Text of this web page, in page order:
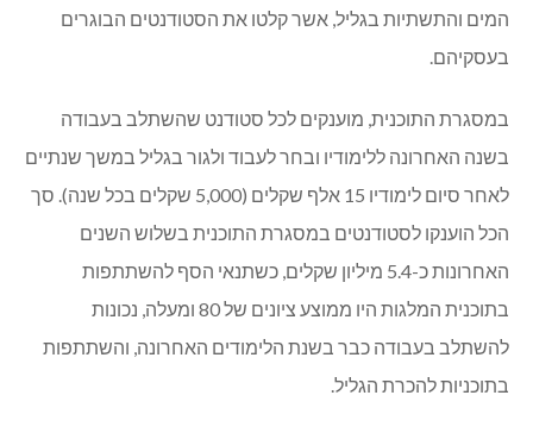
המים והתשתיות בגליל, אשר קלטו את הסטודנטים הבוגרים
בעסקיהם.
במסגרת התוכנית, מוענקים לכל סטודנט שהשתלב בעבודה
בשנה האחרונה ללימודיו ובחר לעבוד ולגור בגליל במשך שנתיים
לאחר סיום לימודיו 15 אלף שקלים (5,000 שקלים בכל שנה). סך
הכל הוענקו לסטודנטים במסגרת התוכנית בשלוש השנים
האחרונות כ-5.4 מיליון שקלים, כשתנאי הסף להשתתפות
בתוכנית המלגות היו ממוצע ציונים של 80 ומעלה, נכונות
להשתלב בעבודה כבר בשנת הלימודים האחרונה, והשתתפות
בתוכניות להכרת הגליל.